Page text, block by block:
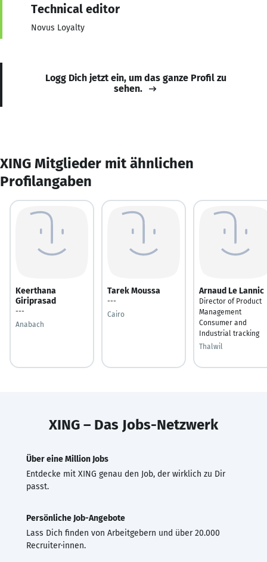
Technical editor
Novus Loyalty
Logg Dich jetzt ein, um das ganze Profil zu
sehen.
XING Mitglieder mit ähnlichen
Profilangaben
Keerthana
Giriprasad
---
Anabach
Tarek Moussa
---
Cairo
Arnaud Le Lannic
Director of Product
Management
Consumer and
Industrial tracking
Thalwil
XING – Das Jobs-Netzwerk
Über eine Million Jobs
Entdecke mit XING genau den Job, der wirklich zu Dir
passt.
Persönliche Job-Angebote
Lass Dich finden von Arbeitgebern und über 20.000
Recruiter·innen.